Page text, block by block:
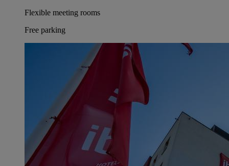
Flexible meeting rooms
Free parking